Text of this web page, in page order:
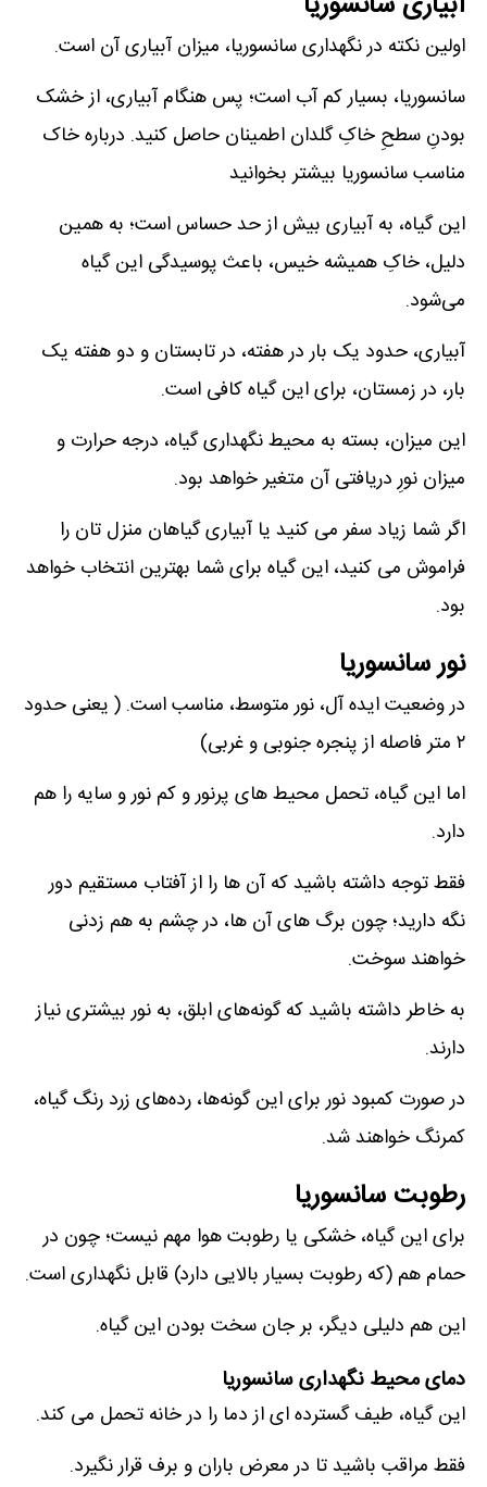
اولین نکته در نگهداری سانسوریا، میزان آبیاری آن است.
سانسوریا، بسیار کم آب است؛ پس هنگام آبیاری، از خشک
بودنِ سطحِ خاکِ گلدان اطمینان حاصل کنید. درباره خاک
مناسب سانسوریا بیشتر بخوانید
این گیاه، به آبیاری بیش از حد حساس است؛ به همین
دلیل، خاکِ همیشه خیس، باعث پوسیدگی این گیاه
می‌شود.
آبیاری، حدود یک بار در هفته، در تابستان و دو هفته یک
بار، در زمستان، برای این گیاه کافی است.
این میزان، بسته به محیط نگهداری گیاه، درجه حرارت و
میزان نورِ دریافتی آن متغیر خواهد بود.
اگر شما زیاد سفر می کنید یا آبیاری گیاهان منزل تان را
فراموش می کنید، این گیاه برای شما بهترین انتخاب خواهد
بود.
نور سانسوریا
در وضعیت ایده آل، نور متوسط، مناسب است. ( یعنی حدود
۲ متر فاصله از پنجره جنوبی و غربی)
اما این گیاه، تحمل محیط های پرنور و کم نور و سایه را هم
دارد.
فقط توجه داشته باشید که آن ها را از آفتاب مستقیم دور
نگه دارید؛ چون برگ های آن ها، در چشم به هم زدنی
خواهند سوخت.
به خاطر داشته باشید که گونه‌های ابلق، به نور بیشتری نیاز
دارند.
در صورت کمبود نور برای این گونه‌ها، رده‌های زرد رنگ گیاه،
کمرنگ خواهند شد.
رطوبت سانسوریا
برای این گیاه، خشکی یا رطوبت هوا مهم نیست؛ چون در
حمام هم (که رطوبت بسیار بالایی دارد) قابل نگهداری است.
این هم دلیلی دیگر، بر جان سخت بودن این گیاه.
دمای محیط نگهداری سانسوریا
این گیاه، طیف گسترده ای از دما را در خانه تحمل می کند.
فقط مراقب باشید تا در معرض باران و برف قرار نگیرد.